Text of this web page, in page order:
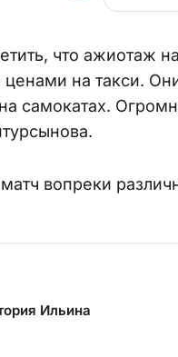
что ажиотаж
на такси.
самокатах.
вопреки
Ильина